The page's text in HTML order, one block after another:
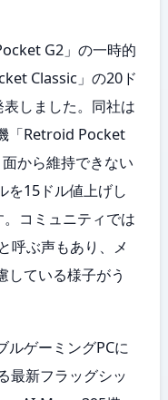
G2」の一時的
Classic」の20ド
しました。同社は
「Retroid Pocket
から維持できない
を15ドル値上げし
コミュニティでは
呼ぶ声もあり、メ
している様子がう
ルゲーミングPCに
最新フラッグシッ